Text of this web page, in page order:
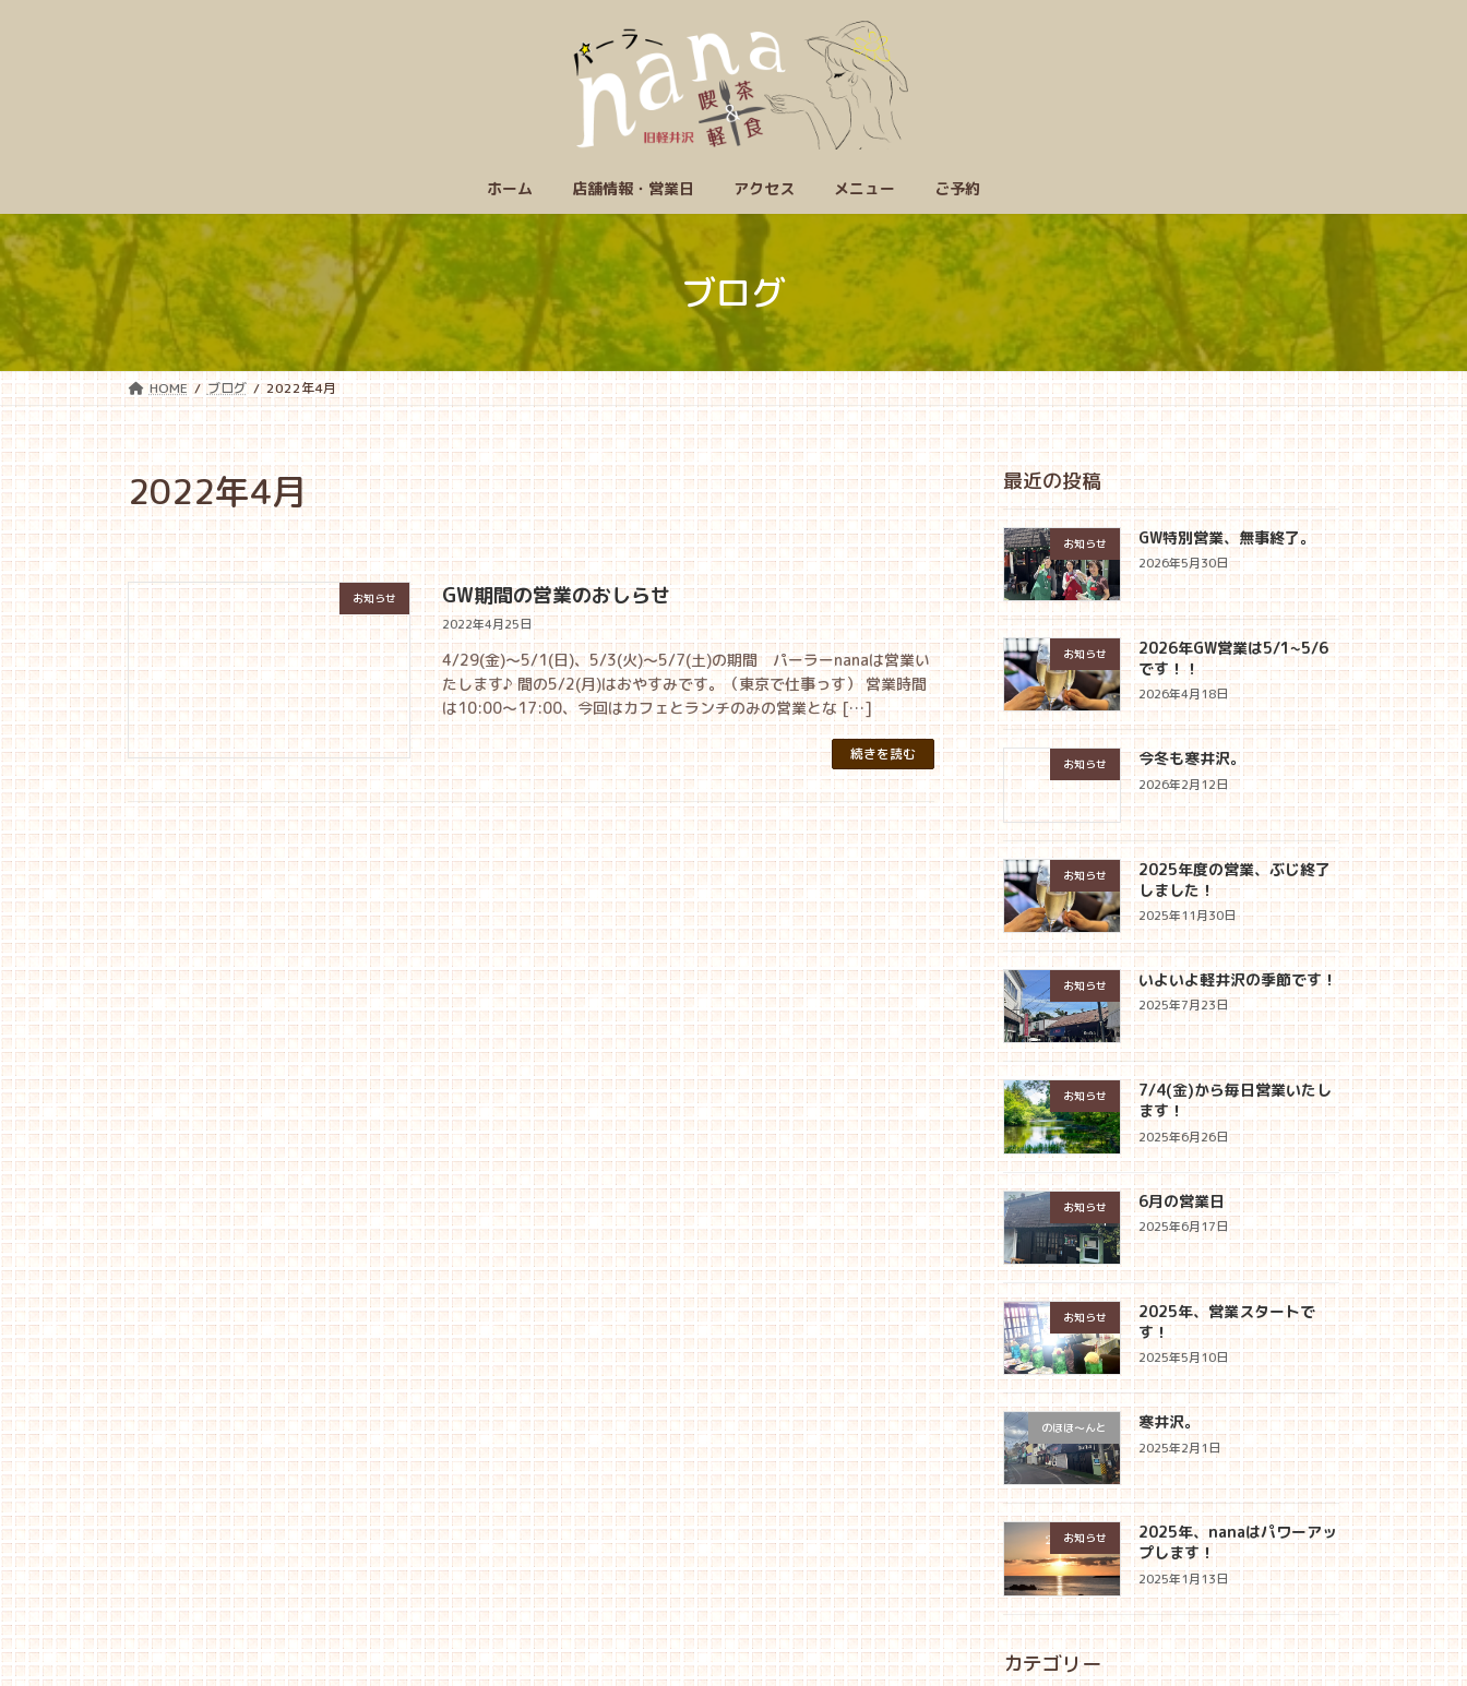
ッ
プ
移
動
ホーム 店舗情報・営業日 アクセス メニュー ご予約
ブログ
HOME ブログ 2022年4月
2022年4月
お知らせ GW期間の営業のおしらせ
2022年4月25日
4/29(金)〜5/1(日)、5/3(火)〜5/7(土)の期間 パーラーnanaは営業い
たします♪ 間の5/2(月)はおやすみです。（東京で仕事っす） 営業時間
は10:00〜17:00、今回はカフェとランチのみの営業とな […]
続きを読む
最近の投稿
お知らせ GW特別営業、無事終了。
2026年5月30日
お知らせ
2026年GW営業は5/1~5/6
です！！
2026年4月18日
お知らせ 今冬も寒井沢。
2026年2月12日
お知らせ
2025年度の営業、ぶじ終了
しました！
2025年11月30日
お知らせ いよいよ軽井沢の季節です！
2025年7月23日
お知らせ
7/4(金)から毎日営業いたし
ます！
2025年6月26日
お知らせ 6月の営業日
2025年6月17日
お知らせ
2025年、営業スタートで
す！
2025年5月10日
のほほ〜んと 寒井沢。
2025年2月1日
お知らせ
2025年、nanaはパワーアッ
プします！
2025年1月13日
カテゴリー